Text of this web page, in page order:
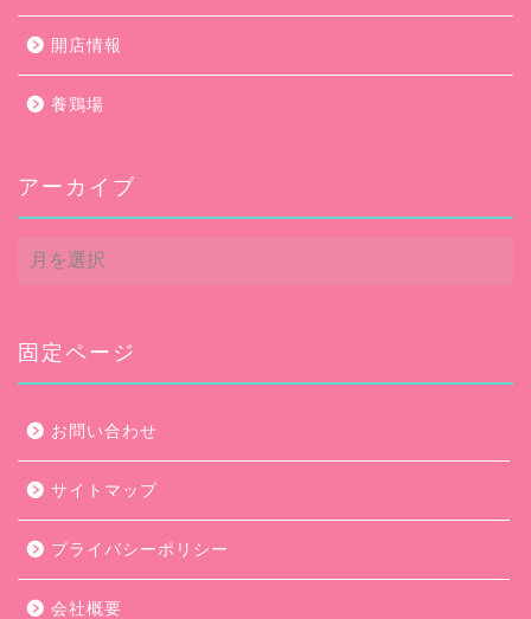
開店情報
養鶏場
アーカイブ
ア
ー
ブ
固定ページ
お問い合わせ
サイトマップ
プライバシーポリシー
会社概要